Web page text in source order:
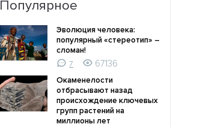
Популярное
Эволюция человека:
популярный «стереотип» –
сломан!
7
67136
Окаменелости
отбрасывают назад
происхождение ключевых
групп растений на
миллионы лет